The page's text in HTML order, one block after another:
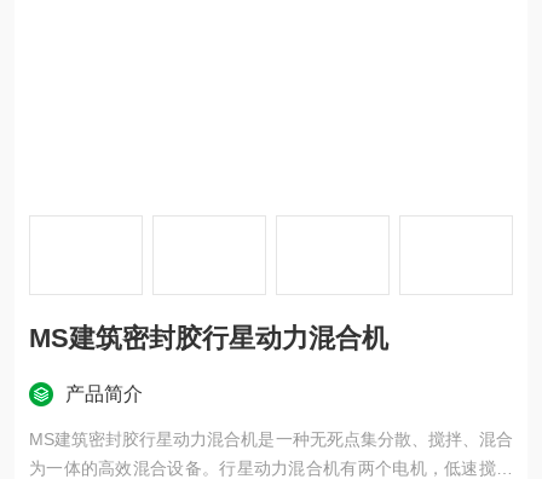
MS建筑密封胶行星动力混合机
产品简介
MS建筑密封胶行星动力混合机是一种无死点集分散、搅拌、混合
为一体的高效混合设备。行星动力混合机有两个电机，低速搅拌